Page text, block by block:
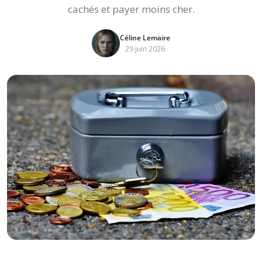
cachés et payer moins cher.
Céline Lemaire
29 juin 2026